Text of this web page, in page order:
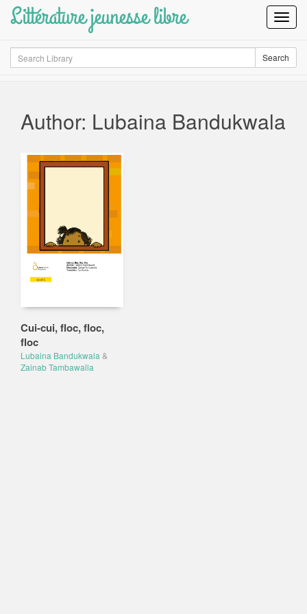
Littérature jeunesse libre
Search Search
Author: Lubaina Bandukwala
Cui-cui, floc, floc,
floc
Lubaina Bandukwala &
Zainab Tambawalla